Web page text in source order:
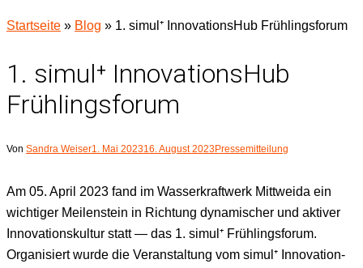
Startseite » Blog » 1. simul⁺ InnovationsHub Frühlingsforum
1. simul⁺ InnovationsHub
Frühlingsforum
Von Sandra Weiser1. Mai 202316. August 2023Pressemitteilung
Am 05. April 2023 fand im Wasserkraftwerk Mit­twei­da ein
wichtiger Meilen­stein in Rich­tung dynamis­ch­er und aktiv­er
Inno­va­tion­skul­tur statt — das 1. simul ⁺ Früh­lings­fo­rum.
Organ­isiert wurde die Ver­anstal­tung vom simul ⁺ Inno­va­tion­